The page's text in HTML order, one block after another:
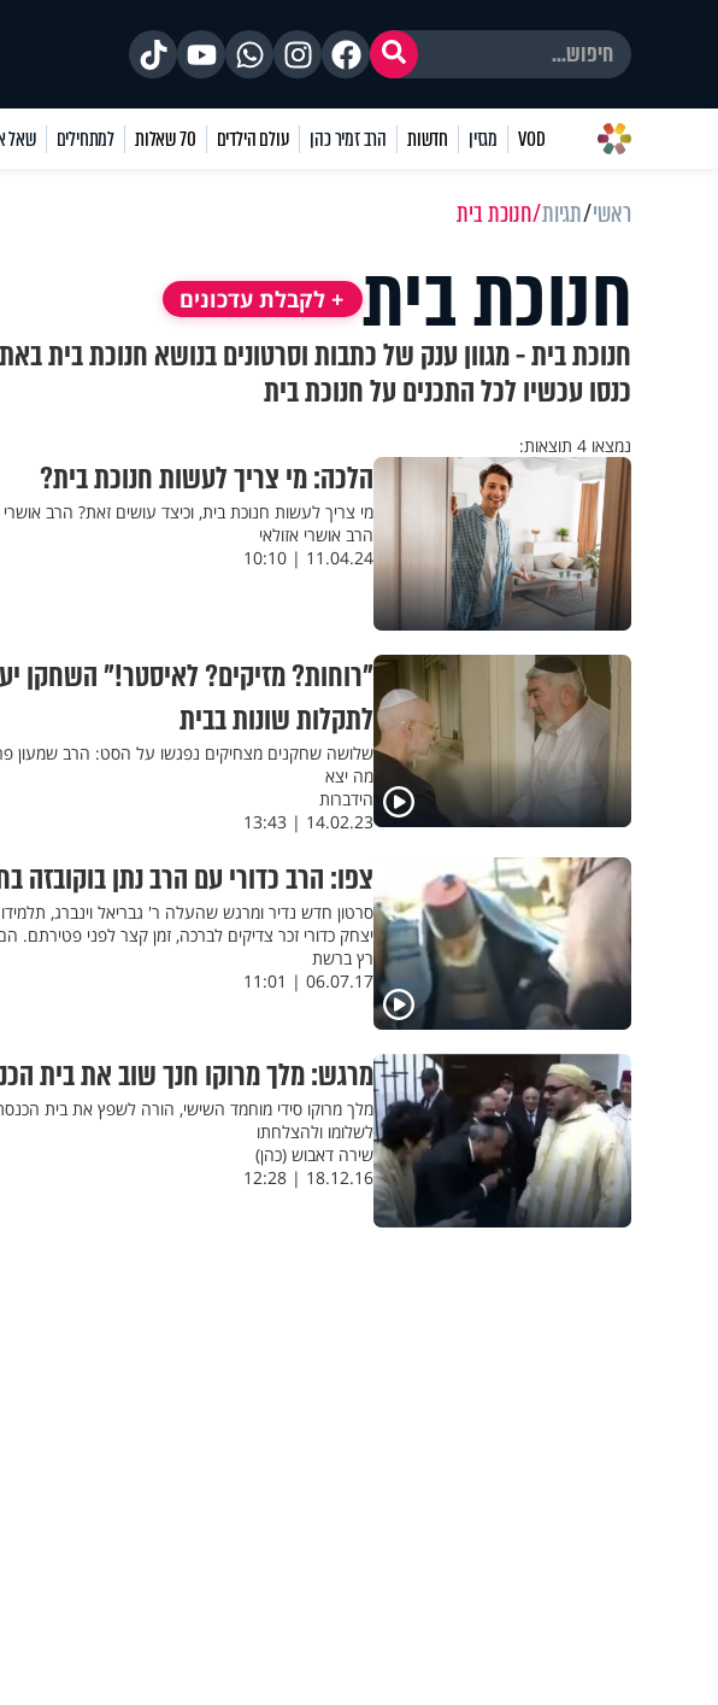
VOD מגזין חדשות הרב זמיר כהן עולם הילדים 70 שאלות למתחילים שאל
ראשי תגיות חנוכת בית
חנוכת בית + לקבלת עדכונים
חנוכת בית - מגוון ענק של כתבות וסרטונים בנושא חנוכת בית
כנסו עכשיו לכל התכנים על חנוכת בית
נמצאו 4 תוצאות:
הלכה: מי צריך לעשות חנוכת בית?
מי צריך לעשות חנוכת בית, וכיצד עושים זאת? הרב
הרב אושרי אזולאי
11.04.24 | 10:10
"רוחות? מזיקים? לאיסטר!" השחקן
לתקלות שונות בבית
מה יצא
הידברות
14.02.23 | 13:43
צפו: הרב כדורי עם הרב נתן בוקובזה
סרטון חדש נדיר ומרגש שהעלה ר' גבריאל וינברג,
יצחק כדורי זכר צדיקים לברכה, זמן קצר לפני
רץ ברשת
06.07.17 | 11:01
מרגש: מלך מרוקו חנך שוב את בית
מלך מרוקו סידי מוחמד השישי, הורה לשפץ את בית
לשלומו ולהצלחתו
שירה דאבוש (כהן)
18.12.16 | 12:28